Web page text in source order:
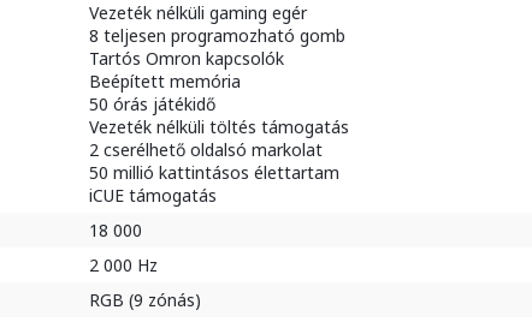
Vezeték nélküli gaming egér
8 teljesen programozható gomb
Tartós Omron kapcsolók
Beépített memória
50 órás játékidő
Vezeték nélküli töltés támogatás
2 cserélhető oldalsó markolat
50 millió kattintásos élettartam
iCUE támogatás
18 000
2 000 Hz
RGB (9 zónás)